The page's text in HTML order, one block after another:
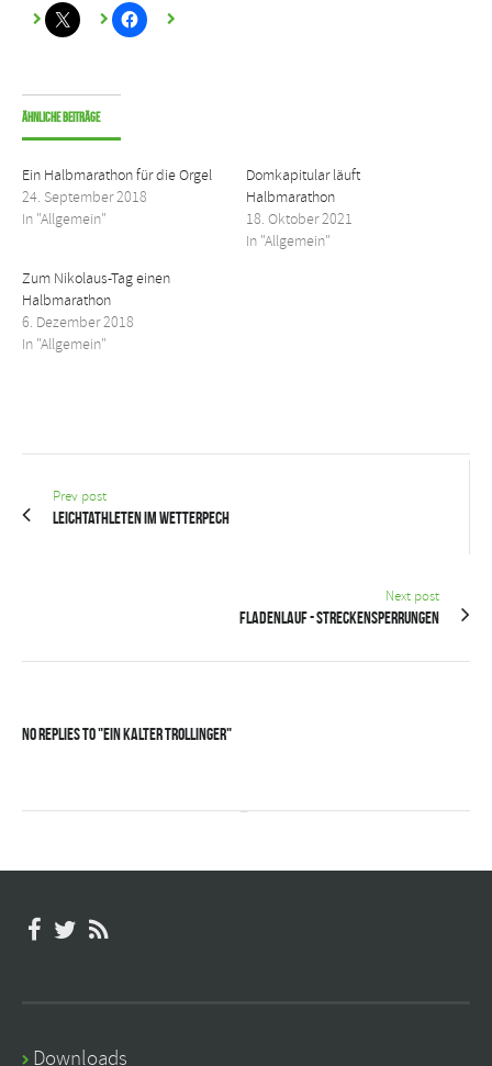
Ähnliche Beiträge
Ein Halbmarathon für die Orgel
24. September 2018
In "Allgemein"
Domkapitular läuft
Halbmarathon
18. Oktober 2021
In "Allgemein"
Zum Nikolaus-Tag einen
Halbmarathon
6. Dezember 2018
In "Allgemein"
Prev post
Leichtathleten im Wetterpech
Next post
Fladenlauf - Streckensperrungen
No Replies to "Ein kalter Trollinger"
Downloads